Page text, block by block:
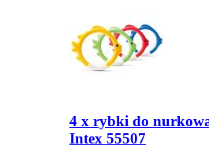
4 x rybki do
Intex 55507